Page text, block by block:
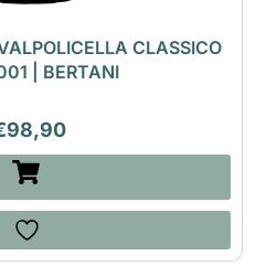
CLASSICO
| BERTANI
98,90